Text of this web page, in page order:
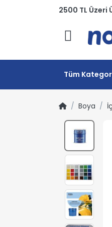
2500 TL Üzeri
Menü
Tüm
Boya